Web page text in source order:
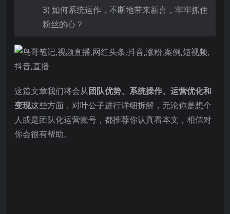
3) 如何系统运作，不断地带来新喜，牢牢抓住
粉丝的心？
这篇文章我们将会从团队优势、系统操作、运营优化和
变现这些方面，对叶公子进行详细拆解，无论你是想个
人或是团队化运营账号，都推荐你认真看本文，相信对
你会很有帮助。